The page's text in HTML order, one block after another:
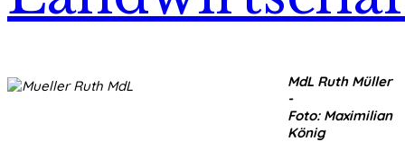
MdL Ruth Müller
-
Foto: Maximilian
König